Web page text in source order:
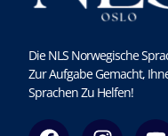
Die NLS Norwegische
Zur Aufgabe Gemacht,
Sprachen Zu Helfen!
F
I
Y